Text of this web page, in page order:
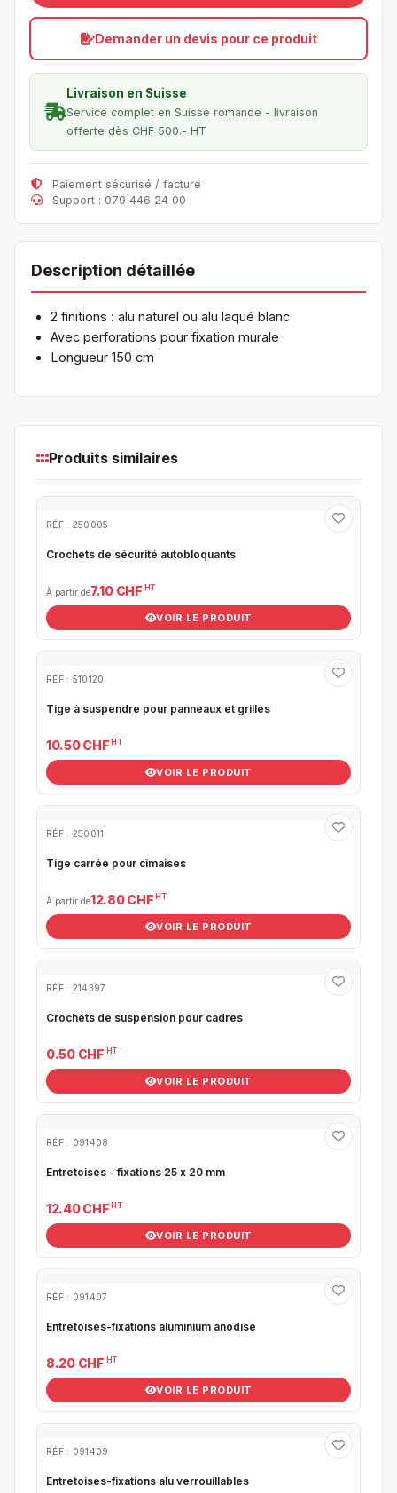
Demander un devis pour ce produit
Livraison en Suisse
Service complet en Suisse romande - livraison
offerte dès CHF 500.- HT
Paiement sécurisé / facture
Support : 079 446 24 00
Description détaillée
2 finitions : alu naturel ou alu laqué blanc
Avec perforations pour fixation murale
Longueur 150 cm
Produits similaires
RÉF : 250005
Crochets de sécurité autobloquants
À partir de7.10 CHF HT
VOIR LE PRODUIT
RÉF : 510120
Tige à suspendre pour panneaux et grilles
10.50 CHF HT
VOIR LE PRODUIT
RÉF : 250011
Tige carrée pour cimaises
À partir de12.80 CHF HT
VOIR LE PRODUIT
RÉF : 214397
Crochets de suspension pour cadres
0.50 CHF HT
VOIR LE PRODUIT
RÉF : 091408
Entretoises - fixations 25 x 20 mm
12.40 CHF HT
VOIR LE PRODUIT
RÉF : 091407
Entretoises-fixations aluminium anodisé
8.20 CHF HT
VOIR LE PRODUIT
RÉF : 091409
Entretoises-fixations alu verrouillables